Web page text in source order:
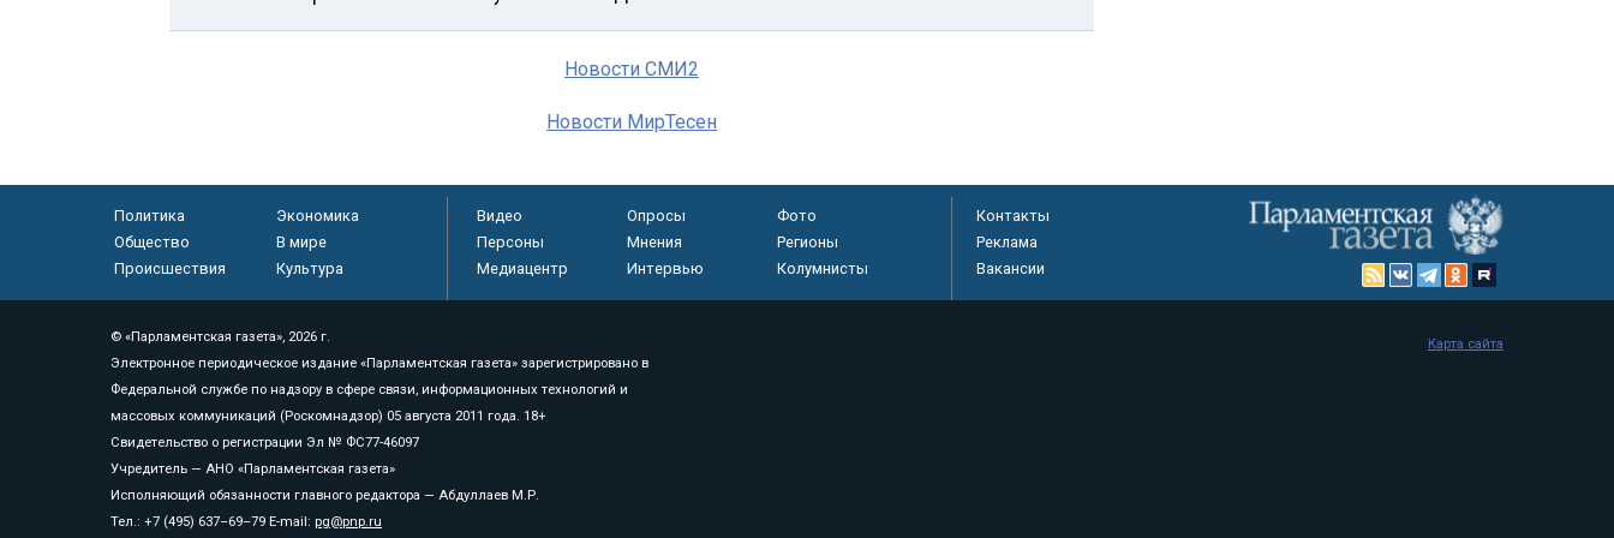
Новости СМИ2
Новости МирТесен
Политика
Экономика
Общество
В мире
Происшествия
Культура
Видео Опросы
Фото
Персоны
Мнения
Регионы
Медиацентр
Интервью Колумнисты
Контакты
Реклама
Вакансии
© «Парламентская газета», 2026 г.
Электронное периодическое издание «Парламентская газета» зарегистрировано в
Федеральной службе по надзору в сфере связи, информационных технологий и
массовых коммуникаций (Роскомнадзор) 05 августа 2011 года. 18+
Свидетельство о регистрации Эл № ФС77-46097
Учредитель — АНО «Парламентская газета»
Исполняющий обязанности главного редактора — Абдуллаев М.Р.
Тел.: +7 (495) 637–69–79 E-mail: pg@pnp.ru
Карта сайта